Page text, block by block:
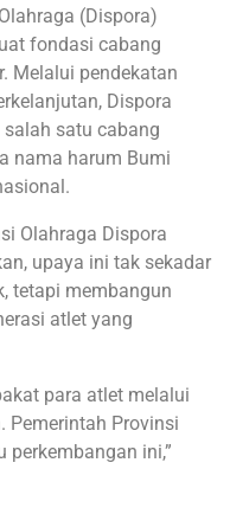
(Dispora)
fondasi cabang
Melalui pendekatan
Dispora
satu cabang
nama harum Bumi
Olahraga Dispora
upaya ini tak sekadar
tetapi membangun
atlet yang
para atlet melalui
Pemerintah Provinsi
ini,”